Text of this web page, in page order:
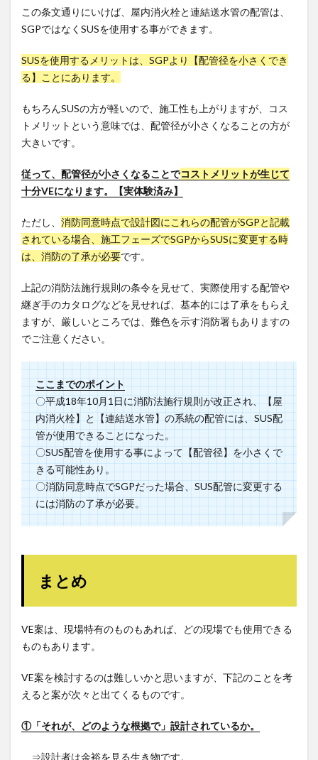
この条文通りにいけば、屋内消火栓と連結送水管の配管は、
SGPではなくSUSを使用する事ができます。
SUSを使用するメリットは、SGPより【配管径を小さくでき
る】ことにあります。
もちろんSUSの方が軽いので、施工性も上がりますが、コス
トメリットという意味では、配管径が小さくなることの方が
大きいです。
従って、配管径が小さくなることでコストメリットが生じて
十分VEになります。【実体験済み】
ただし、 消防同意時点で設計図にこれらの配管がSGPと記載
されている場合、施工フェーズでSGPからSUSに変更する時
は、消防の了承が必要です。
上記の消防法施行規則の条令を見せて、実際使用する配管や
継ぎ手のカタログなどを見せれば、基本的には了承をもらえ
ますが、厳しいところでは、難色を示す消防署もありますの
でご注意ください。
ここまでのポイント
〇平成18年10月1日に消防法施行規則が改正され、【屋
内消火栓】と【連結送水管】の系統の配管には、SUS配
管が使用できることになった。
〇SUS配管を使用する事によって【配管径】を小さくで
きる可能性あり。
〇消防同意時点でSGPだった場合、SUS配管に変更する
には消防の了承が必要。
まとめ
VE案は、現場特有のものもあれば、どの現場でも使用できる
ものもあります。
VE案を検討するのは難しいかと思いますが、下記のことを考
えると案が次々と出てくるものです。
①「それが、どのような根拠で」設計されているか。
⇒設計者は余裕を見る生き物です。